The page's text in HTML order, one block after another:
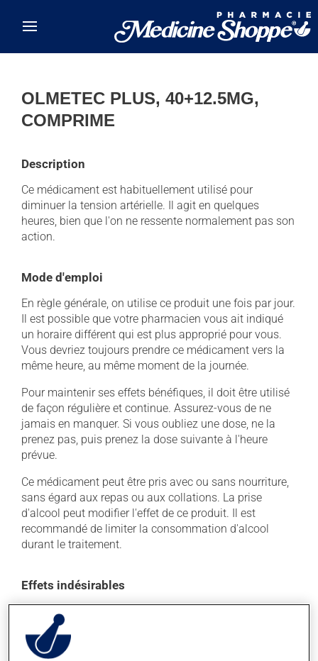
OLMETEC PLUS, 40+12.5MG,
COMPRIME
Description
Ce médicament est habituellement utilisé pour
diminuer la tension artérielle. Il agit en quelques
heures, bien que l'on ne ressente normalement pas son
action.
Mode d'emploi
En règle générale, on utilise ce produit une fois par jour.
Il est possible que votre pharmacien vous ait indiqué
un horaire différent qui est plus approprié pour vous.
Vous devriez toujours prendre ce médicament vers la
même heure, au même moment de la journée.
Pour maintenir ses effets bénéfiques, il doit être utilisé
de façon régulière et continue. Assurez-vous de ne
jamais en manquer. Si vous oubliez une dose, ne la
prenez pas, puis prenez la dose suivante à l'heure
prévue.
Ce médicament peut être pris avec ou sans nourriture,
sans égard aux repas ou aux collations. La prise
d'alcool peut modifier l'effet de ce produit. Il est
recommandé de limiter la consommation d'alcool
durant le traitement.
Effets indésirables
En plus de ses effets recherchés, ce produit peut à
l'occasion entraîner certains effets indésirables (effets
secondaires), notamment :